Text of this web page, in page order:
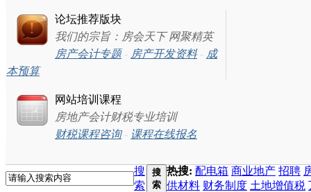
论坛推荐版块
我们的宗旨：房会天下 网聚精英
房产会计专题- 房产开发资料- 成
本预算
网站培训课程
房地产会计财税专业培训
财税课程咨询- 课程在线报名
搜
索
搜
索
热搜: 配电箱 商业地产 招聘
供材料 财务制度 土地增值税